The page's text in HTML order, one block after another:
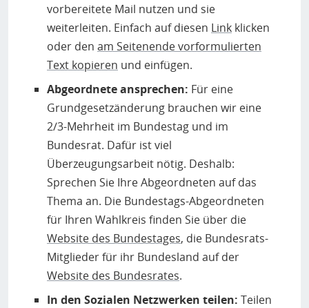
vorbereitete Mail nutzen und sie
weiterleiten. Einfach auf diesen Link klicken
oder den am Seitenende vorformulierten
Text kopieren und einfügen.
Abgeordnete ansprechen: Für eine
Grundgesetzänderung brauchen wir eine
2/3-Mehrheit im Bundestag und im
Bundesrat. Dafür ist viel
Überzeugungsarbeit nötig. Deshalb:
Sprechen Sie Ihre Abgeordneten auf das
Thema an. Die Bundestags-Abgeordneten
für Ihren Wahlkreis finden Sie über die
Website des Bundestages, die Bundesrats-
Mitglieder für ihr Bundesland auf der
Website des Bundesrates.
In den Sozialen Netzwerken teilen: Teilen